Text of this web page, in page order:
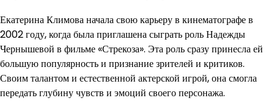
Екатерина Климова начала свою карьеру в кинематографе в
2002 году, когда была приглашена сыграть роль Надежды
Чернышевой в фильме «Стрекоза». Эта роль сразу принесла ей
большую популярность и признание зрителей и критиков.
Своим талантом и естественной актерской игрой, она смогла
передать глубину чувств и эмоций своего персонажа.